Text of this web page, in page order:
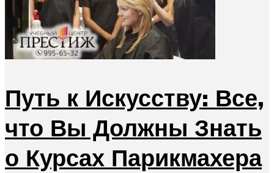
Путь к Искусству: Все,
что Вы Должны Знать
о Курсах Парикмахера